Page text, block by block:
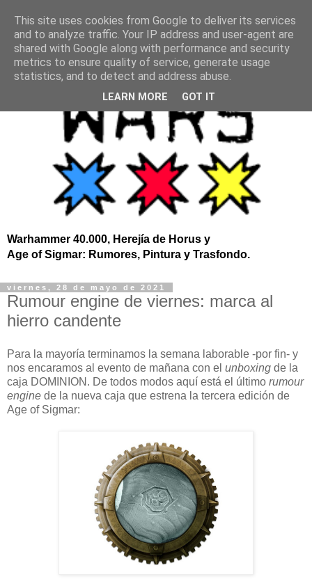
Warhammer 40.000, Herejía de Horus y
Age of Sigmar: Rumores, Pintura y Trasfondo.
viernes, 28 de mayo de 2021
Rumour engine de viernes: marca al
hierro candente
Para la mayoría terminamos la semana laborable -por fin- y
nos encaramos al evento de mañana con el unboxing de la
caja DOMINION. De todos modos aquí está el último rumour
engine de la nueva caja que estrena la tercera edición de
Age of Sigmar:
This site uses cookies from Google to deliver its services
and to analyze traffic. Your IP address and user-agent are
shared with Google along with performance and security
metrics to ensure quality of service, generate usage
statistics, and to detect and address abuse.
LEARN MORE GOT IT